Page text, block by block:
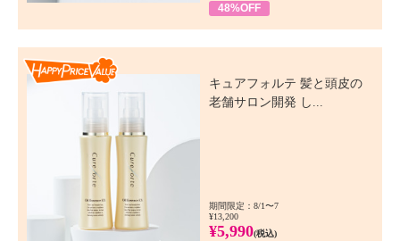
48%OFF
キュアフォルテ 髪と頭皮の
老舗サロン開発 し...
期間限定：8/1〜7
¥13,200
¥5,990(税込)